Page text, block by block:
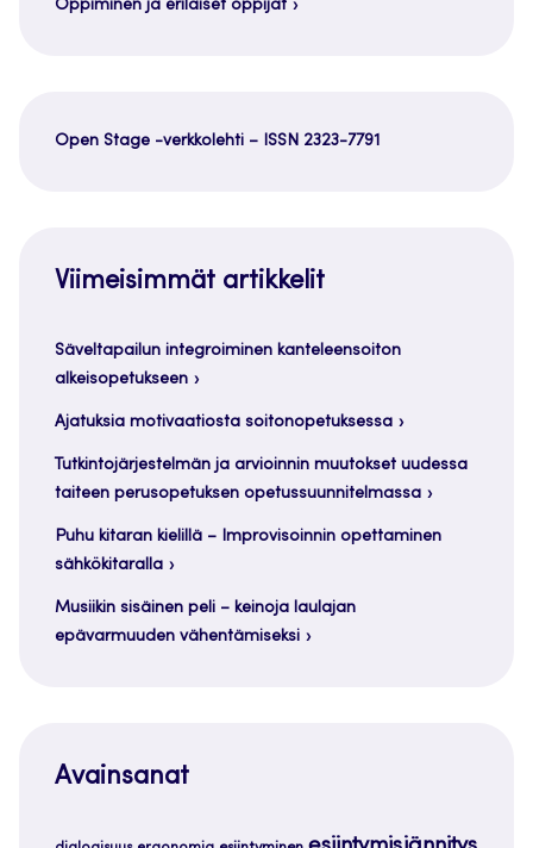
Oppiminen ja erilaiset oppijat
Open Stage -verkkolehti – ISSN 2323-7791
Viimeisimmät artikkelit
Säveltapailun integroiminen kanteleensoiton
alkeisopetukseen
Ajatuksia motivaatiosta soitonopetuksessa
Tutkintojärjestelmän ja arvioinnin muutokset uudessa
taiteen perusopetuksen opetussuunnitelmassa
Puhu kitaran kielillä – Improvisoinnin opettaminen
sähkökitaralla
Musiikin sisäinen peli – keinoja laulajan
epävarmuuden vähentämiseksi
Avainsanat